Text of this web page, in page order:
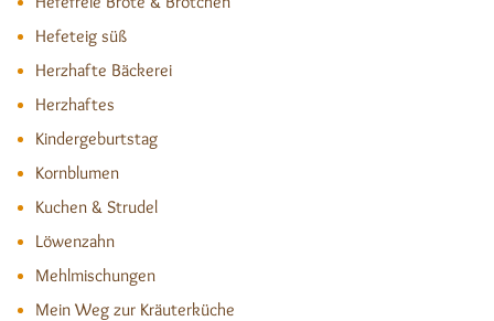
Hefeteig süß
Herzhafte Bäckerei
Herzhaftes
Kindergeburtstag
Kornblumen
Kuchen & Strudel
Löwenzahn
Mehlmischungen
Mein Weg zur Kräuterküche